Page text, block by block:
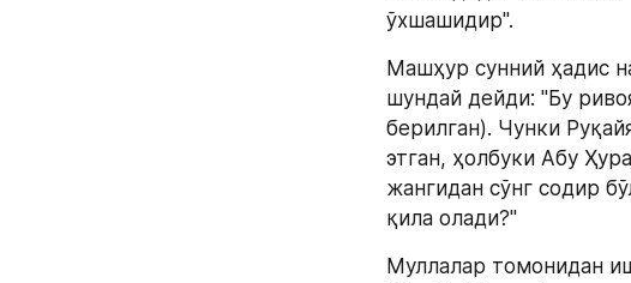
ўхшашидир".
Машҳур сунний ҳадис
шундай дейди: "Бу
берилган). Чунки
этган, ҳолбуки Абу
жангидан сўнг содир
қила олади?"
Муллалар томонидан